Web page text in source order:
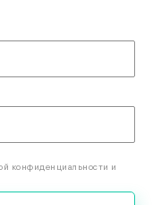
конфиденциальности и